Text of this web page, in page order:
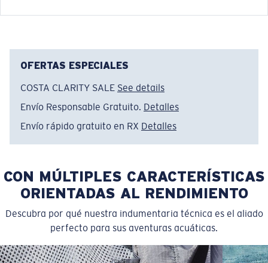
Artículo n.°:FQA401306-6ES
Tamaño:M
OFERTAS ESPECIALES
COSTA CLARITY SALE See details
Envío Responsable Gratuito. Detalles
Envío rápido gratuito en RX Detalles
CON MÚLTIPLES CARACTERÍSTICAS
ORIENTADAS AL RENDIMIENTO
Descubra por qué nuestra indumentaria técnica es el aliado
perfecto para sus aventuras acuáticas.